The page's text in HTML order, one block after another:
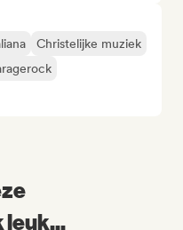
Christelijke muziek